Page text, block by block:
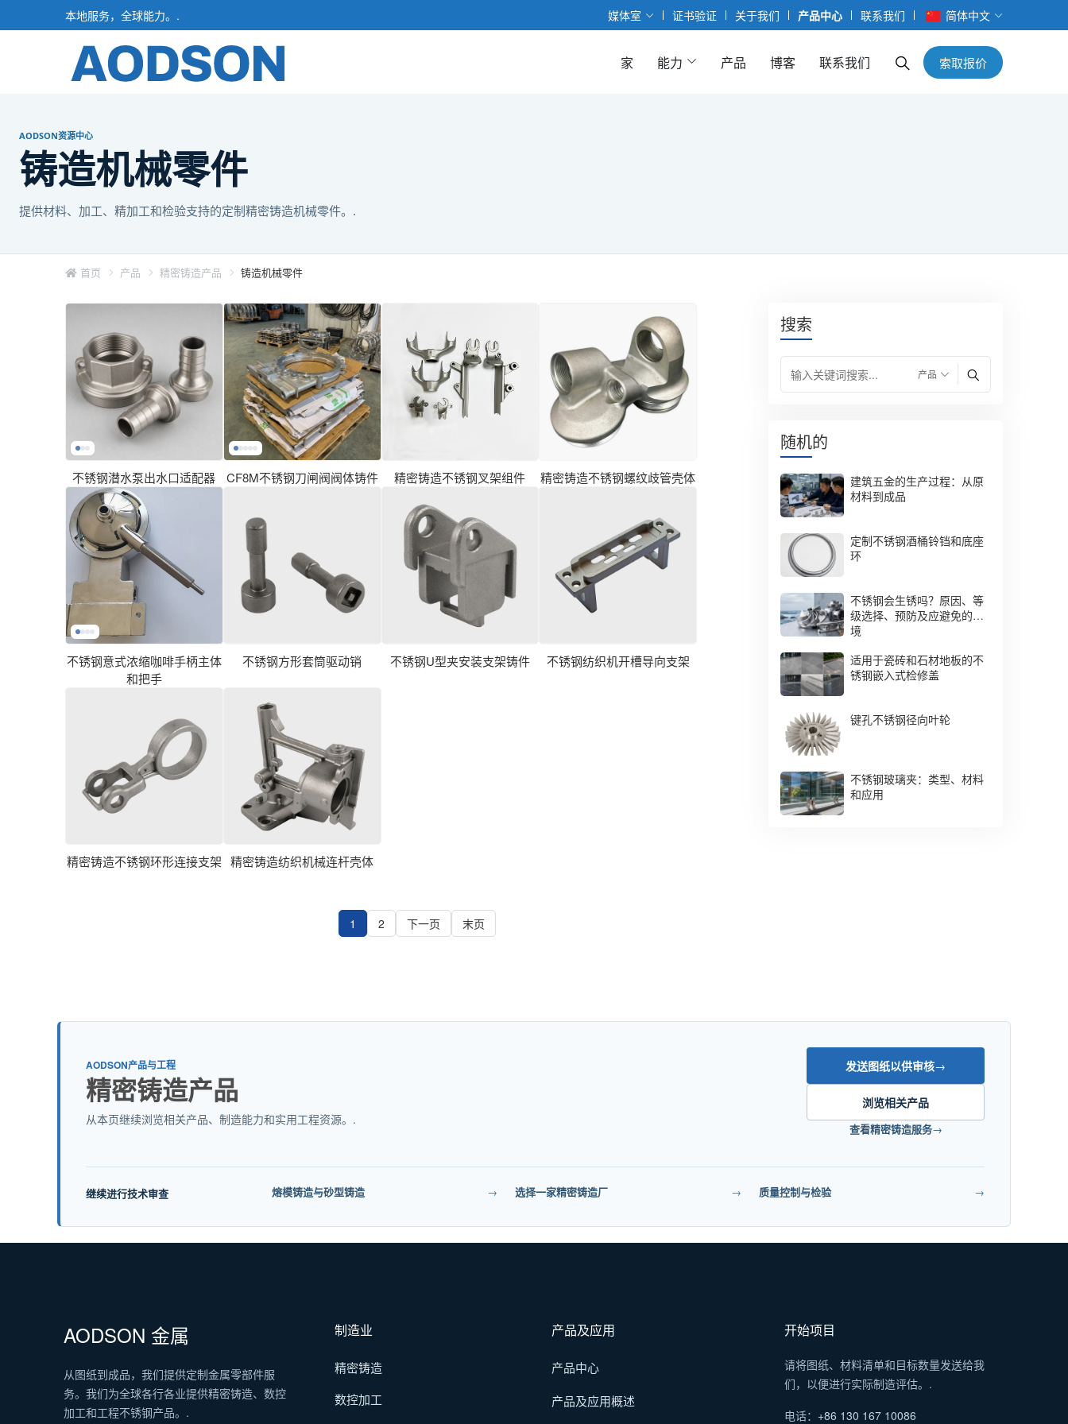
本地服务，全球能力。. 媒体室 证书验证 关于我们 产品中心 联系我们 简体中文
家 能力 产品 博客 联系我们 索取报价
AODSON资源中心
铸造机械零件
提供材料、加工、精加工和检验支持的定制精密铸造机械零件。.
首页 产品 精密铸造产品 铸造机械零件
搜索
随机的
建筑五金的生产过程：从原
材料到成品
定制不锈钢酒桶铃铛和底座
环
不锈钢会生锈吗？原因、等
级选择、预防及应避免的环
境
适用于瓷砖和石材地板的不
锈钢嵌入式检修盖
键孔不锈钢径向叶轮
不锈钢玻璃夹：类型、材料
和应用
不锈钢潜水泵出水口适配器 CF8M不锈钢刀闸阀阀体铸件 精密铸造不锈钢叉架组件 精密铸造不锈钢螺纹歧管壳体
不锈钢意式浓缩咖啡手柄主体
和把手
不锈钢方形套筒驱动销 不锈钢U型夹安装支架铸件 不锈钢纺织机开槽导向支架
精密铸造不锈钢环形连接支架 精密铸造纺织机械连杆壳体
1 2 下一页 末页
AODSON产品与工程
精密铸造产品
从本页继续浏览相关产品、制造能力和实用工程资源。.
发送图纸以供审核→
浏览相关产品
查看精密铸造服务→
继续进行技术审查 熔模铸造与砂型铸造 → 选择一家精密铸造厂 → 质量控制与检验 →
AODSON 金属
从图纸到成品，我们提供定制金属零部件服
务。我们为全球各行各业提供精密铸造、数控
加工和工程不锈钢产品。.
制造业
精密铸造
数控加工
产品及应用
产品中心
产品及应用概述
开始项目
请将图纸、材料清单和目标数量发送给我
们，以便进行实际制造评估。.
电话： +86 130 167 10086